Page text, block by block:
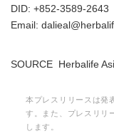
DID: +852-3589-2643
Email:
SOURCE Herbalife
本プレスリリースは発
す。また、プレスリリ
します。